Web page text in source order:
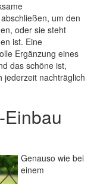
um den
oder sie steht
ist. Eine
Ergänzung eines
das schöne ist,
jederzeit nachträglich
Genauso wie bei
einem